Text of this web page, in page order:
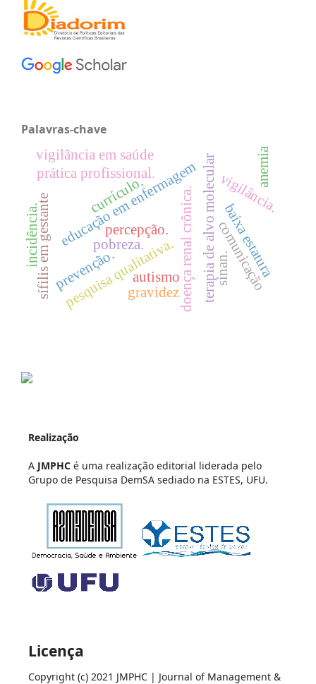
Palavras-chave
terapia de alvo molecular
doença renal crônica.
educação em enfermagem
pesquisa qualitativa.
prática profissional.
autismo
percepção. comunicação
currículo.
baixa estatura
pobreza.
vigilância.
sífilis em gestante
vigilância em saúde anemia
prevenção. sinan.
gravidez
incidência.
Realização
A JMPHCé uma realização editorial liderada pelo
Grupo de Pesquisa DemSA sediado na ESTES, UFU.
Licença
Copyright (c) 2021 JMPHC | Journal of Management &